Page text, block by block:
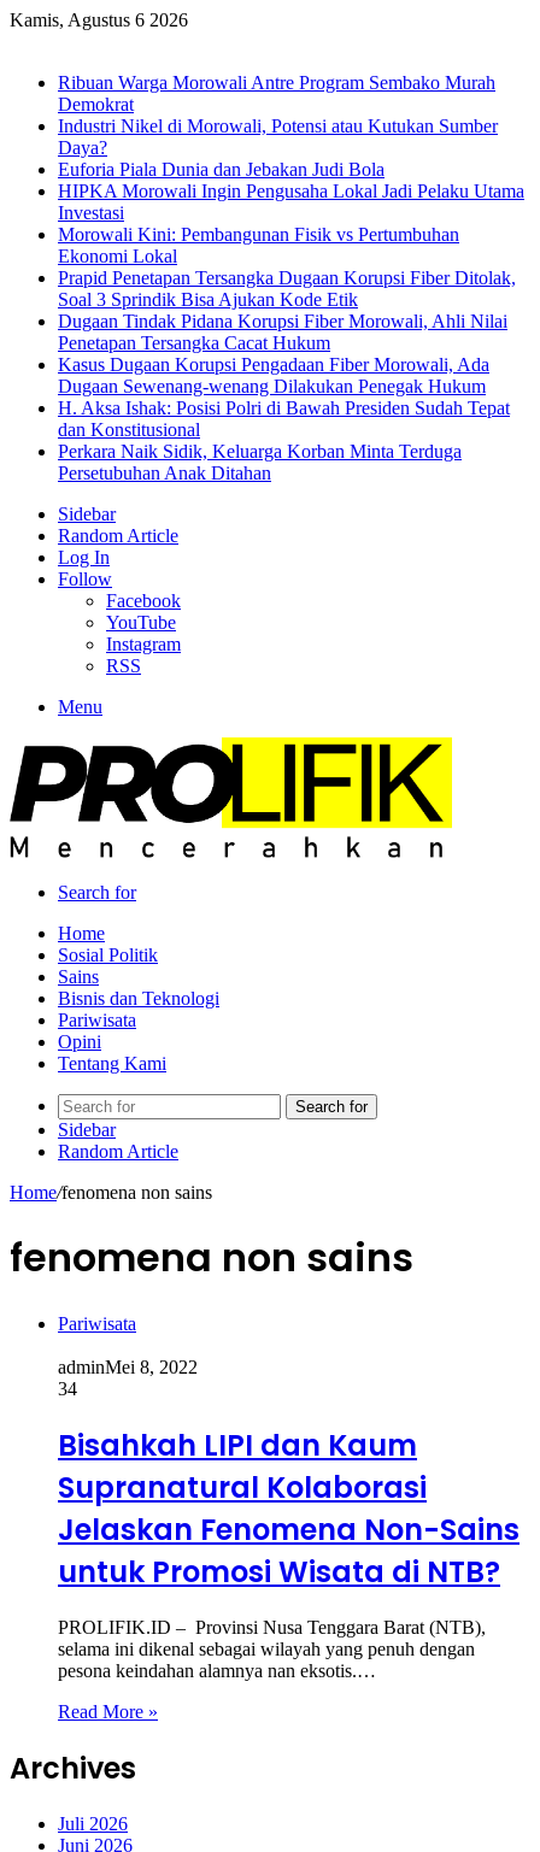
Kamis, Agustus 6 2026
Ribuan Warga Morowali Antre Program Sembako Murah
Demokrat
Industri Nikel di Morowali, Potensi atau Kutukan Sumber
Daya?
Euforia Piala Dunia dan Jebakan Judi Bola
HIPKA Morowali Ingin Pengusaha Lokal Jadi Pelaku Utama
Investasi
Morowali Kini: Pembangunan Fisik vs Pertumbuhan
Ekonomi Lokal
Prapid Penetapan Tersangka Dugaan Korupsi Fiber Ditolak,
Soal 3 Sprindik Bisa Ajukan Kode Etik
Dugaan Tindak Pidana Korupsi Fiber Morowali, Ahli Nilai
Penetapan Tersangka Cacat Hukum
Kasus Dugaan Korupsi Pengadaan Fiber Morowali, Ada
Dugaan Sewenang-wenang Dilakukan Penegak Hukum
H. Aksa Ishak: Posisi Polri di Bawah Presiden Sudah Tepat
dan Konstitusional
Perkara Naik Sidik, Keluarga Korban Minta Terduga
Persetubuhan Anak Ditahan
Sidebar
Random Article
Log In
Follow
Facebook
YouTube
Instagram
RSS
Menu
Search for
Home
Sosial Politik
Sains
Bisnis dan Teknologi
Pariwisata
Opini
Tentang Kami
Search for
Sidebar
Random Article
Home/fenomena non sains
fenomena non sains
Pariwisata
adminMei 8, 2022
34
Bisahkah LIPI dan Kaum
Supranatural Kolaborasi
Jelaskan Fenomena Non-Sains
untuk Promosi Wisata di NTB?
PROLIFIK.ID – Provinsi Nusa Tenggara Barat (NTB),
selama ini dikenal sebagai wilayah yang penuh dengan
pesona keindahan alamnya nan eksotis.…
Read More »
Archives
Juli 2026
Juni 2026